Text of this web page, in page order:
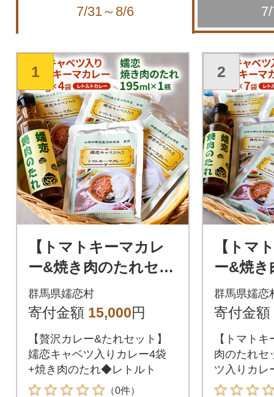
7/31～8/6
1
【トマトキーマカレ
ー&焼き肉のたれセッ
ト】嬬恋キャベツ入
りカレー4袋+焼き肉
群馬県嬬恋村
寄付金額 15,000円
【贅沢カレー&たれセット】
嬬恋キャベツ入りカレー4袋
+焼き肉のたれ◆レトルト
（0件）
2
【トマ
ー&焼
ト】嬬
りカレ
群馬県嬬恋
寄付金額
【トマト
肉のたれセ
ツ入りカレ
れ◆レトル